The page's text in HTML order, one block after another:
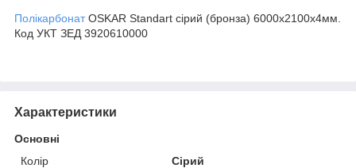
ПолікарбонатOSKAR Standart сірий (бронза) 6000х2100х4мм.
Код УКТ ЗЕД 3920610000
Характеристики
Основні
Колір
Сірий